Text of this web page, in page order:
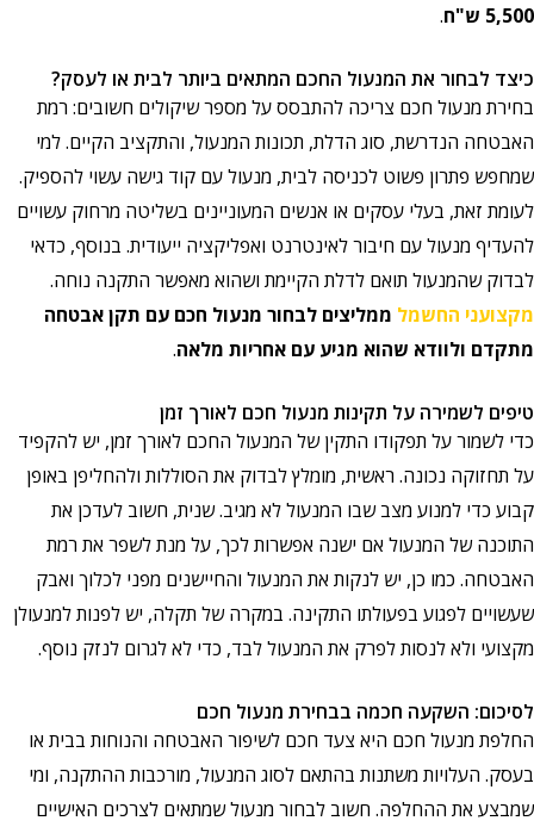
5,500 ש"ח
.
כיצד לבחור את המנעול החכם המתאים ביותר לבית או לעסק?
בחירת מנעול חכם צריכה להתבסס על מספר שיקולים חשובים: רמת
האבטחה הנדרשת, סוג הדלת, תכונות המנעול, והתקציב הקיים. למי
שמחפש פתרון פשוט לכניסה לבית, מנעול עם קוד גישה עשוי להספיק.
לעומת זאת, בעלי עסקים או אנשים המעוניינים בשליטה מרחוק עשויים
להעדיף מנעול עם חיבור לאינטרנט ואפליקציה ייעודית. בנוסף, כדאי
לבדוק שהמנעול תואם לדלת הקיימת ושהוא מאפשר התקנה נוחה.
מקצועני החשמל ממליצים לבחור מנעול חכם עם תקן אבטחה
מתקדם ולוודא שהוא מגיע עם אחריות מלאה.
טיפים לשמירה על תקינות מנעול חכם לאורך זמן
כדי לשמור על תפקודו התקין של המנעול החכם לאורך זמן, יש להקפיד
על תחזוקה נכונה. ראשית, מומלץ לבדוק את הסוללות ולהחליפן באופן
קבוע כדי למנוע מצב שבו המנעול לא מגיב. שנית, חשוב לעדכן את
התוכנה של המנעול אם ישנה אפשרות לכך, על מנת לשפר את רמת
האבטחה. כמו כן, יש לנקות את המנעול והחיישנים מפני לכלוך ואבק
שעשויים לפגוע בפעולתו התקינה. במקרה של תקלה, יש לפנות למנעולן
מקצועי ולא לנסות לפרק את המנעול לבד, כדי לא לגרום לנזק נוסף.
לסיכום: השקעה חכמה בבחירת מנעול חכם
החלפת מנעול חכם היא צעד חכם לשיפור האבטחה והנוחות בבית או
בעסק. העלויות משתנות בהתאם לסוג המנעול, מורכבות ההתקנה, ומי
שמבצע את ההחלפה. חשוב לבחור מנעול שמתאים לצרכים האישיים